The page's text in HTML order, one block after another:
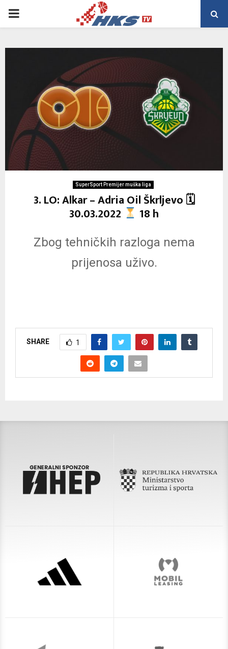
PRIMARY
SuperSport Premijer muška liga
3. LO: Alkar – Adria Oil Škrljevo 🗓
30.03.2022 18 h
Zbog tehničkih razloga nema
prijenosa uživo.
SHARE 1